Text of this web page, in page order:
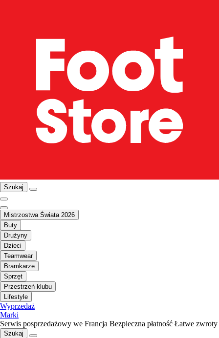
Szukaj
Mistrzostwa Świata 2026
Buty
Drużyny
Dzieci
Teamwear
Bramkarze
Sprzęt
Przestrzeń klubu
Lifestyle
Wyprzedaż
Marki
Serwis posprzedażowy we Francja Bezpieczna płatność Łatwe zwroty
Szukaj